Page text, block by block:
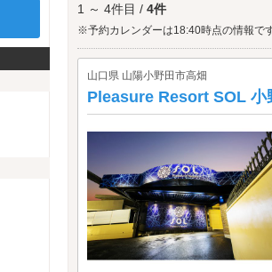
1 ～ 4件目 / 4件
※予約カレンダーは18:40時点の情報で
山口県 山陽小野田市高畑
Pleasure Resort SOL 小